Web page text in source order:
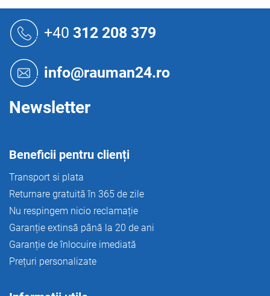
o
u
i
s
e
+40 312 208 379
info@rauman24.ro
Newsletter
Beneficii pentru clienți
Transport si plata
Returnare gratuită în 365 de zile
Nu respingem nicio reclamație
Garanție extinsă până la 20 de ani
Garanție de înlocuire imediată
Prețuri personalizate